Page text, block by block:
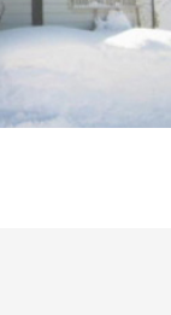
・事業者の皆
予約